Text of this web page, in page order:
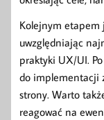
Kolejnym etapem
uwzględniając
praktyki UX/UI.
do implementacji
strony. Warto
reagować na